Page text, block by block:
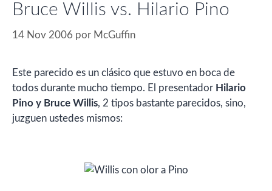
Bruce Willis vs. Hilario Pino
14 Nov 2006 por McGuffin
Este parecido es un clásico que estuvo en boca de
todos durante mucho tiempo. El presentador Hilario
Pino y Bruce Willis, 2 tipos bastante parecidos, sino,
juzguen ustedes mismos: